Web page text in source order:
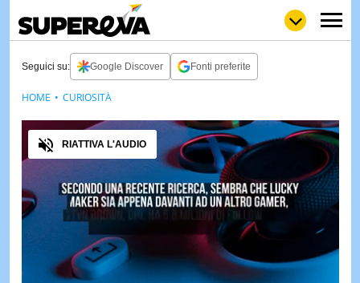
LOLGULP
LOVE
WOWPOP
NEWS
STORIE
VIDEO
& TV
Seguici su: Google Discover Fonti preferite
Audio
RIATTIVA L'AUDIO
HOME CURIOSITÀ